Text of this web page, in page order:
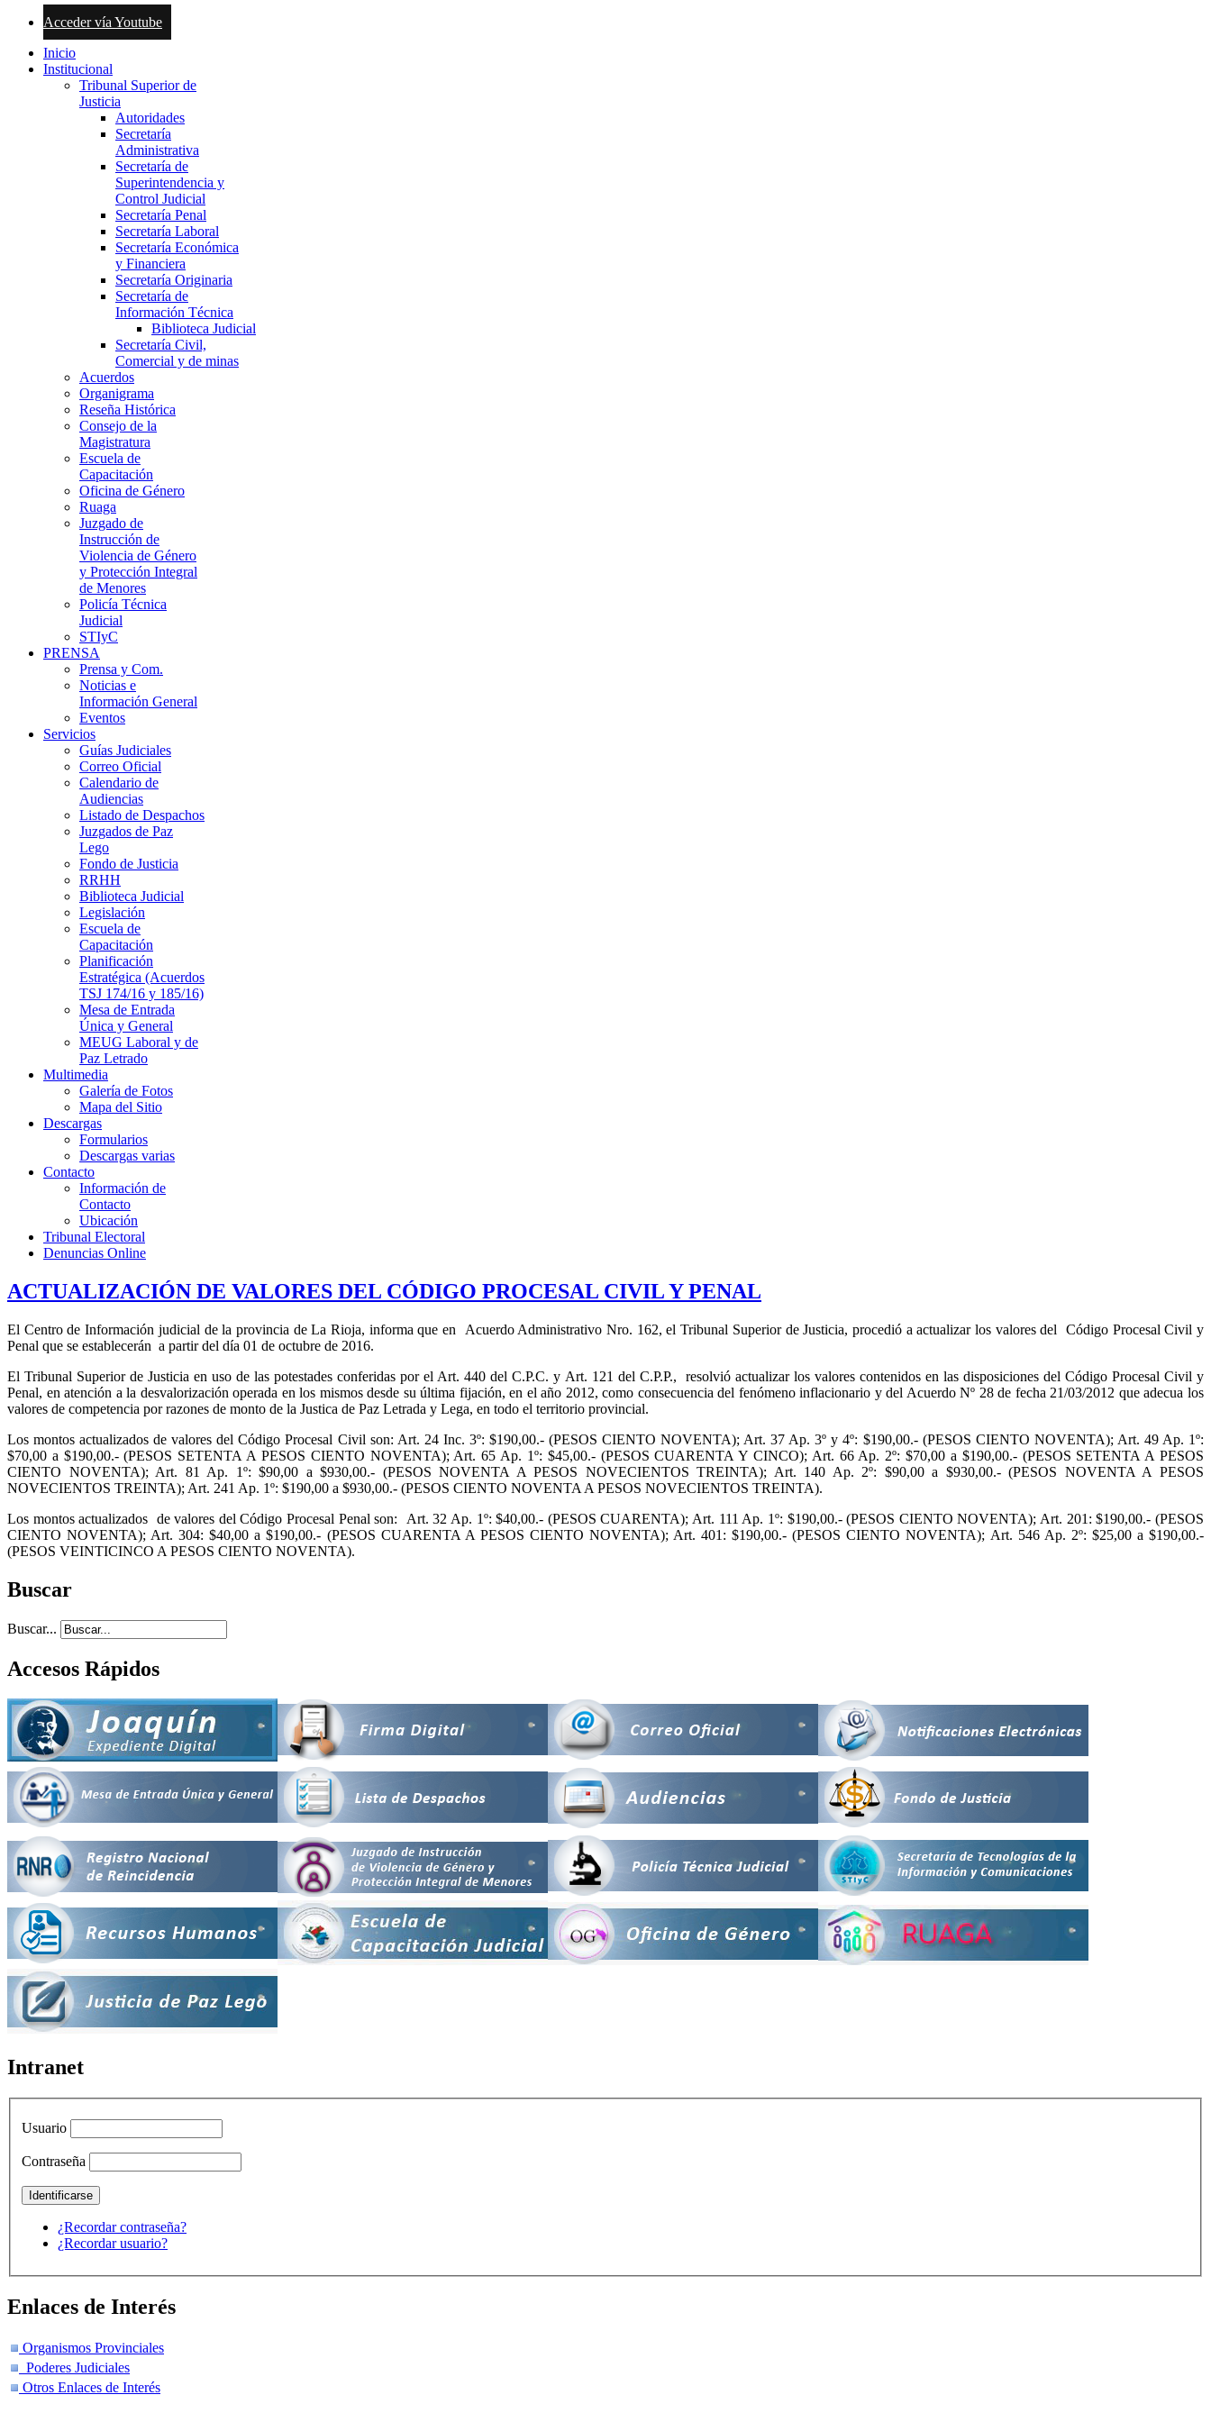
Acceder vía Youtube
Inicio
Institucional
Tribunal Superior de
Justicia
Autoridades
Secretaría
Administrativa
Secretaría de
Superintendencia y
Control Judicial
Secretaría Penal
Secretaría Laboral
Secretaría Económica
y Financiera
Secretaría Originaria
Secretaría de
Información Técnica
Biblioteca Judicial
Secretaría Civil,
Comercial y de minas
Acuerdos
Organigrama
Reseña Histórica
Consejo de la
Magistratura
Escuela de
Capacitación
Oficina de Género
Ruaga
Juzgado de
Instrucción de
Violencia de Género
y Protección Integral
de Menores
Policía Técnica
Judicial
STIyC
PRENSA
Prensa y Com.
Noticias e
Información General
Eventos
Servicios
Guías Judiciales
Correo Oficial
Calendario de
Audiencias
Listado de Despachos
Juzgados de Paz
Lego
Fondo de Justicia
RRHH
Biblioteca Judicial
Legislación
Escuela de
Capacitación
Planificación
Estratégica (Acuerdos
TSJ 174/16 y 185/16)
Mesa de Entrada
Única y General
MEUG Laboral y de
Paz Letrado
Multimedia
Galería de Fotos
Mapa del Sitio
Descargas
Formularios
Descargas varias
Contacto
Información de
Contacto
Ubicación
Tribunal Electoral
Denuncias Online
ACTUALIZACIÓN DE VALORES DEL CÓDIGO PROCESAL CIVIL Y PENAL
El Centro de Información judicial de la provincia de La Rioja, informa que en Acuerdo Administrativo Nro. 162, el Tribunal Superior de Justicia, procedió a actualizar los valores del Código Procesal Civil y
Penal que se establecerán a partir del día 01 de octubre de 2016.
El Tribunal Superior de Justicia en uso de las potestades conferidas por el Art. 440 del C.P.C. y Art. 121 del C.P.P., resolvió actualizar los valores contenidos en las disposiciones del Código Procesal Civil y
Penal, en atención a la desvalorización operada en los mismos desde su última fijación, en el año 2012, como consecuencia del fenómeno inflacionario y del Acuerdo Nº 28 de fecha 21/03/2012 que adecua los
valores de competencia por razones de monto de la Justica de Paz Letrada y Lega, en todo el territorio provincial.
Los montos actualizados de valores del Código Procesal Civil son: Art. 24 Inc. 3º: $190,00.- (PESOS CIENTO NOVENTA); Art. 37 Ap. 3º y 4º: $190,00.- (PESOS CIENTO NOVENTA); Art. 49 Ap. 1º:
$70,00 a $190,00.- (PESOS SETENTA A PESOS CIENTO NOVENTA); Art. 65 Ap. 1º: $45,00.- (PESOS CUARENTA Y CINCO); Art. 66 Ap. 2º: $70,00 a $190,00.- (PESOS SETENTA A PESOS
CIENTO NOVENTA); Art. 81 Ap. 1º: $90,00 a $930,00.- (PESOS NOVENTA A PESOS NOVECIENTOS TREINTA); Art. 140 Ap. 2º: $90,00 a $930,00.- (PESOS NOVENTA A PESOS
NOVECIENTOS TREINTA); Art. 241 Ap. 1º: $190,00 a $930,00.- (PESOS CIENTO NOVENTA A PESOS NOVECIENTOS TREINTA).
Los montos actualizados de valores del Código Procesal Penal son: Art. 32 Ap. 1º: $40,00.- (PESOS CUARENTA); Art. 111 Ap. 1º: $190,00.- (PESOS CIENTO NOVENTA); Art. 201: $190,00.- (PESOS
CIENTO NOVENTA); Art. 304: $40,00 a $190,00.- (PESOS CUARENTA A PESOS CIENTO NOVENTA); Art. 401: $190,00.- (PESOS CIENTO NOVENTA); Art. 546 Ap. 2º: $25,00 a $190,00.-
(PESOS VEINTICINCO A PESOS CIENTO NOVENTA).
Buscar
Buscar...
Accesos Rápidos
Intranet
Usuario
Contraseña
¿Recordar contraseña?
¿Recordar usuario?
Enlaces de Interés
Organismos Provinciales
Poderes Judiciales
Otros Enlaces de Interés